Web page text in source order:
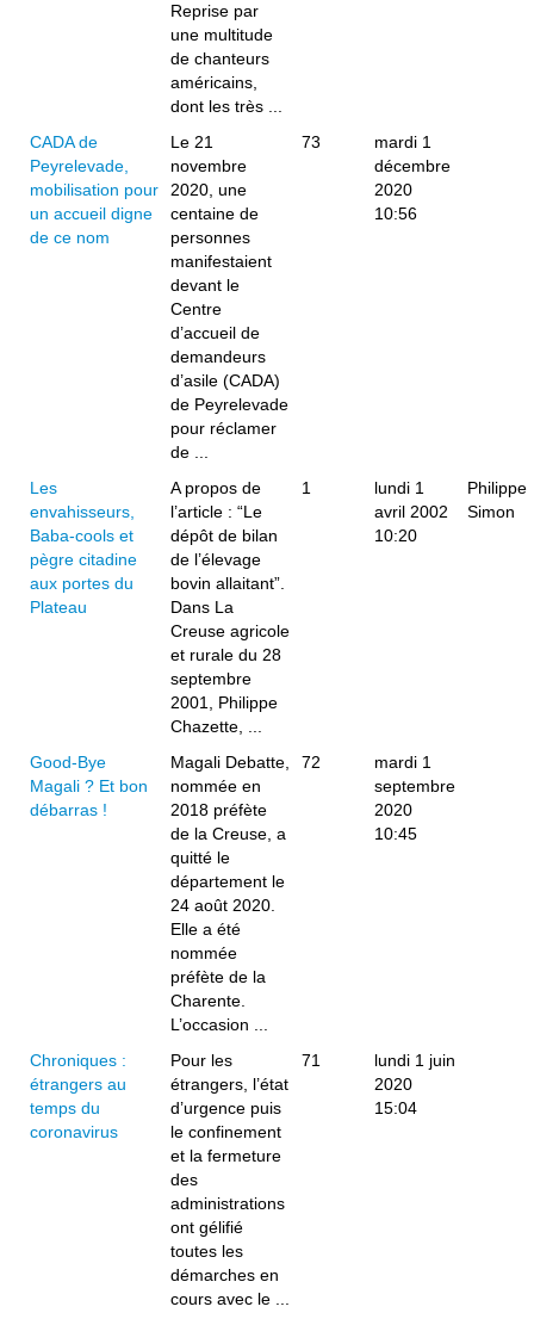
Reprise par
une multitude
de chanteurs
américains,
dont les très ...
CADA de
Peyrelevade,
mobilisation pour
un accueil digne
de ce nom
Le 21
novembre
2020, une
centaine de
personnes
manifestaient
devant le
Centre
d’accueil de
demandeurs
d’asile (CADA)
de Peyrelevade
pour réclamer
de ...
73
mardi 1
décembre
2020
10:56
Les
envahisseurs,
Baba-cools et
pègre citadine
aux portes du
Plateau
A propos de
l’article : “Le
dépôt de bilan
de l’élevage
bovin allaitant”.
Dans La
Creuse agricole
et rurale du 28
septembre
2001, Philippe
Chazette, ...
1
lundi 1
avril 2002
10:20
Philippe
Simon
Good-Bye
Magali ? Et bon
débarras !
Magali Debatte,
nommée en
2018 préfète
de la Creuse, a
quitté le
département le
24 août 2020.
Elle a été
nommée
préfète de la
Charente.
L’occasion ...
72
mardi 1
septembre
2020
10:45
Chroniques :
étrangers au
temps du
coronavirus
Pour les
étrangers, l’état
d’urgence puis
le confinement
et la fermeture
des
administrations
ont gélifié
toutes les
démarches en
cours avec le ...
71
lundi 1 juin
2020
15:04